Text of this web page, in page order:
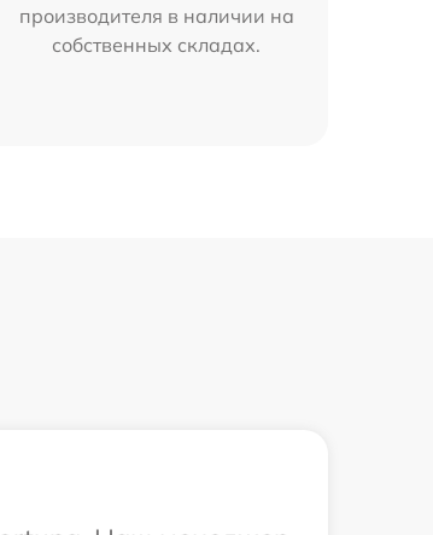
производителя в наличии на
собственных складах.